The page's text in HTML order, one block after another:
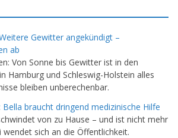
Gewitter angekündigt –
ab
Von Sonne bis Gewitter ist in den
Hamburg und Schleswig-Holstein alles
bleiben unberechenbar.
braucht dringend medizinische Hilfe
von zu Hause – und ist nicht mehr
wendet sich an die Öffentlichkeit.